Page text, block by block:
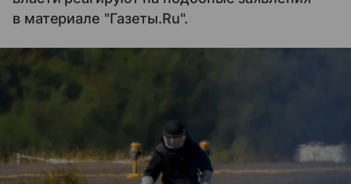
в материале "Газеты.Ru".